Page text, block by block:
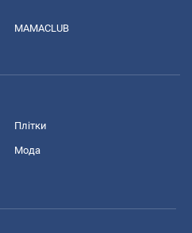
MAMACLUB
Плітки
Мода